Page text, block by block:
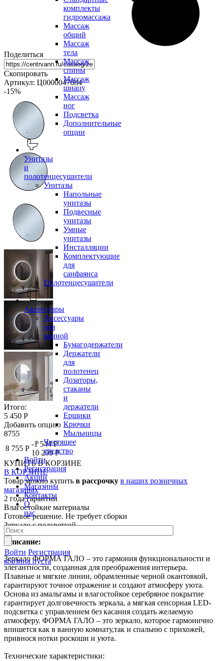
комплекты
гидромассажа
Массаж
общий
Массаж
тела
Массаж
спины
Массаж
шиацу
Массаж
ног
Подсветка
Дополнительные
опции
Унитазы
и
полотенцесушители
Унитазы
Напольные
унитазы
Подвесные
унитазы
Умные
унитазы
Инсталляции
Комплектующие
для
санфаянса
Полотенцесушители
Аксессуары
Аксессуары
для
ванной
Бумагодержатели
Держатели
для
полотенец
Дозаторы,
стаканы
и
держатели
Ершики
Крючки
Мыльницы
Чистящее
средство
Войти
Регистрация
Акции
Магазины
Контакты
О
нас
Войти Регистрация
корзина пуста
Поделиться
Скопировать
Артикул: Ц0000047084
-15%
Итого:
5 450 Р
Добавить опцию
8755
8 755 Р
-1 544 Р
10 299 Р
КУПИТЬ В КОРЗИНЕ
В КОРЗИНЕ
Товар можно купить в рассрочку в наших розничных
магазинах
2 года гарантии
Влагостойкие материалы
Готовое решение. Не требует сборки
Зеркало с подсветкой
Описание:
Зеркало ФОРМА ГАЛО – это гармония функциональности и
элегантности, созданная для преображения интерьера.
Плавные и мягкие линии, обрамленные черной окантовкой,
гарантируют точное отражение и создают атмосферу уюта.
Основа из амальгамы и влагостойкое серебряное покрытие
гарантирует долговечность зеркала, а мягкая сенсорная LED-
подсветка с управлением без касания создать желаемую
атмосферу. ФОРМА ГАЛО – это зеркало, которое гармонично
впишется как в ванную комнату,так и спальню с прихожей,
привнося нотки роскоши и уюта.
Технические характеристики: